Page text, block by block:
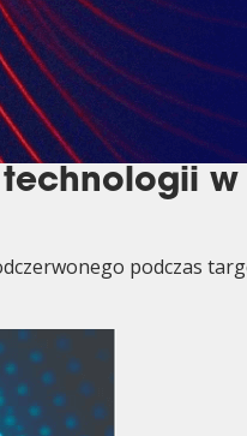
technologii
podczas